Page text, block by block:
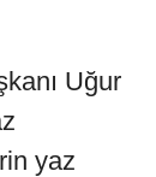
Uğur
yaz